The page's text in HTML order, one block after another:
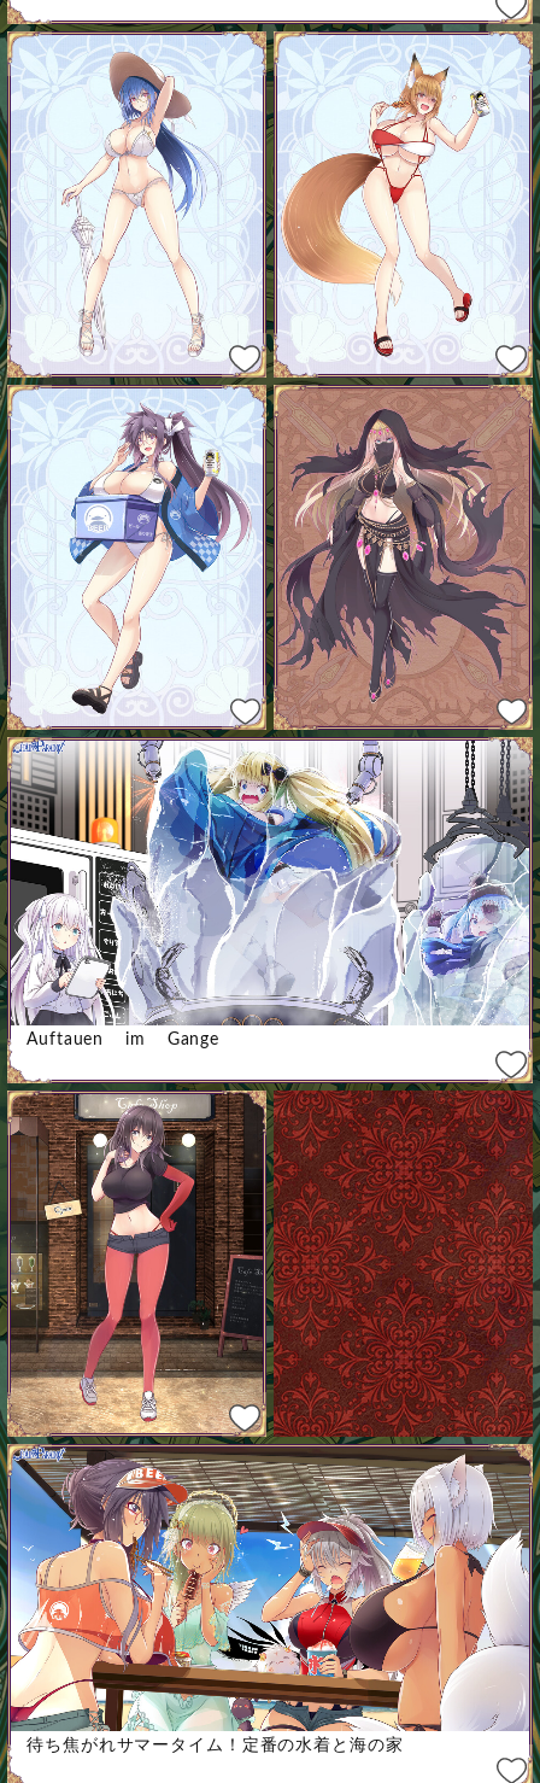
Auftauen im Gange
待ち焦がれサマータイム！定番の水着と海の家